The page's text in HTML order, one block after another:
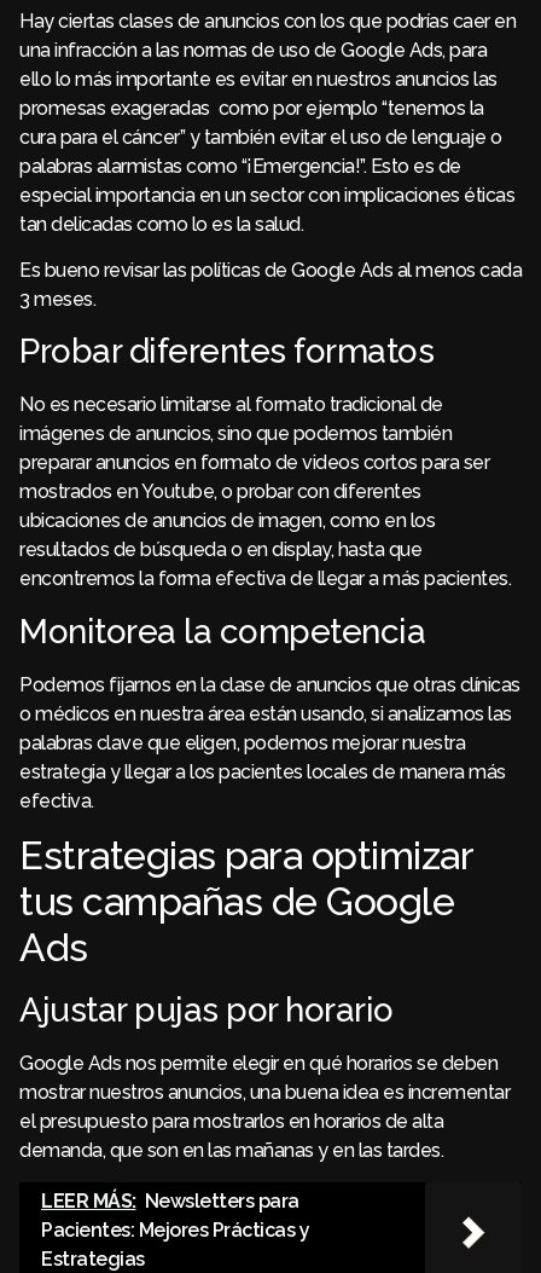
Hay ciertas clases de anuncios con los que podrías caer en
una infracción a las normas de uso de Google Ads, para
ello lo más importante es evitar en nuestros anuncios las
promesas exageradas como por ejemplo “tenemos la
cura para el cáncer” y también evitar el uso de lenguaje o
palabras alarmistas como “¡Emergencia!”. Esto es de
especial importancia en un sector con implicaciones éticas
tan delicadas como lo es la salud.
Es bueno revisar las políticas de Google Ads al menos cada
3 meses.
Probar diferentes formatos
No es necesario limitarse al formato tradicional de
imágenes de anuncios, sino que podemos también
preparar anuncios en formato de videos cortos para ser
mostrados en Youtube, o probar con diferentes
ubicaciones de anuncios de imagen, como en los
resultados de búsqueda o en display, hasta que
encontremos la forma efectiva de llegar a más pacientes.
Monitorea la competencia
Podemos fijarnos en la clase de anuncios que otras clínicas
o médicos en nuestra área están usando, si analizamos las
palabras clave que eligen, podemos mejorar nuestra
estrategia y llegar a los pacientes locales de manera más
efectiva.
Estrategias para optimizar
tus campañas de Google
Ads
Ajustar pujas por horario
Google Ads nos permite elegir en qué horarios se deben
mostrar nuestros anuncios, una buena idea es incrementar
el presupuesto para mostrarlos en horarios de alta
demanda, que son en las mañanas y en las tardes.
LEER MÁS: Newsletters para
Pacientes: Mejores Prácticas y
Estrategias